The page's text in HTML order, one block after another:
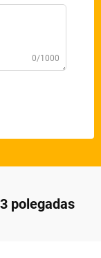
0/1000
polegadas